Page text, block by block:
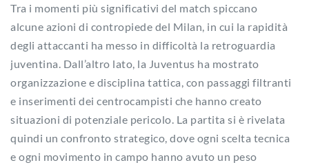
Tra i momenti più significativi del match spiccano
alcune azioni di contropiede del Milan, in cui la rapidità
degli attaccanti ha messo in difficoltà la retroguardia
juventina. Dall’altro lato, la Juventus ha mostrato
organizzazione e disciplina tattica, con passaggi filtranti
e inserimenti dei centrocampisti che hanno creato
situazioni di potenziale pericolo. La partita si è rivelata
quindi un confronto strategico, dove ogni scelta tecnica
e ogni movimento in campo hanno avuto un peso